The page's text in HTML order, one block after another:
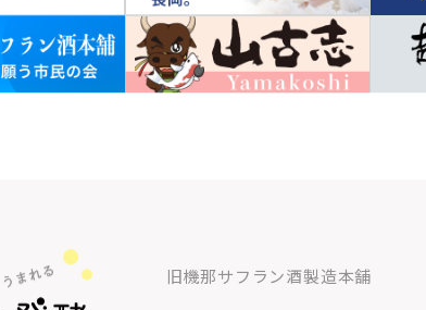
旧機那サフラン酒製造本舗